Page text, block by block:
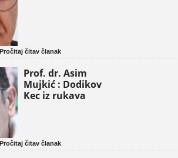
Pročitaj čitav članak
Prof. dr. Asim
Mujkić : Dodikov
Kec iz rukava
Pročitaj čitav članak